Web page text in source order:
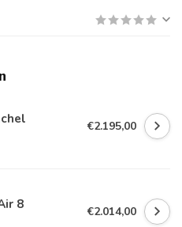
€2.195,00
8 €2.014,00